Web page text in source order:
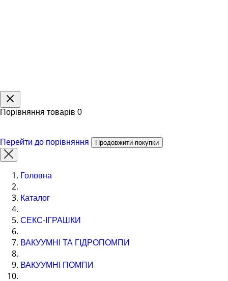
Порівняння товарів 0
Перейти до порівняння Продовжити покупки
Головна
Каталог
СЕКС-ІГРАШКИ
ВАКУУМНІ ТА ГІДРОПОМПИ
ВАКУУМНІ ПОМПИ